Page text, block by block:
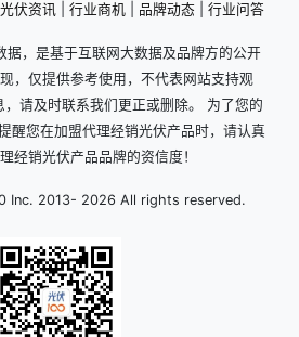
光伏资讯 行业商机 品牌动态 行业问答
据，是基于互联网大数据及品牌方的公开
，仅提供参考使用，不代表网站支持观
请及时联系我们更正或删除。 为了您的
醒您在加盟代理经销光伏产品时，请认真
经销光伏产品品牌的资信度！
Inc. 2013- 2026 All rights reserved.